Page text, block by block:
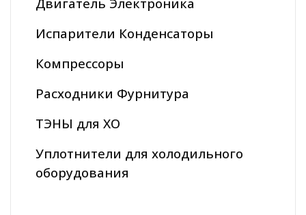
Испарители Конденсаторы
Компрессоры
Расходники Фурнитура
ТЭНЫ для ХО
Уплотнители для холодильного
оборудования